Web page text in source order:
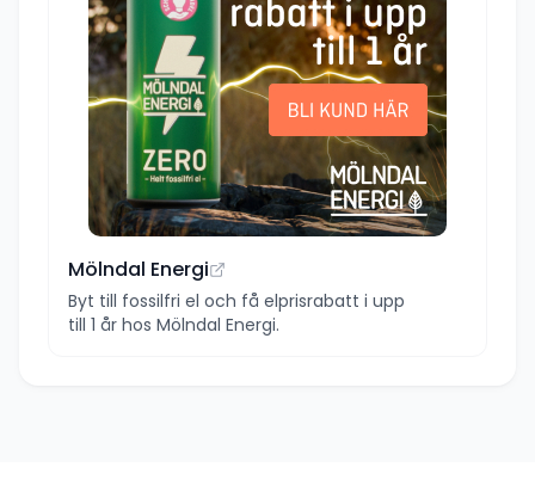
Mölndal Energi
Byt till fossilfri el och få elprisrabatt i upp
till 1 år hos Mölndal Energi.